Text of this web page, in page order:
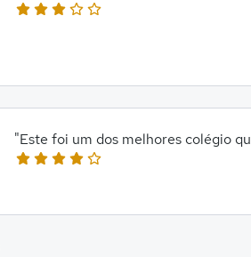
"Este foi um dos melhores colégio